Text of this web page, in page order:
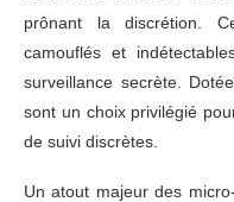
prônant la discrétion.
camouflés et
surveillance secrète.
sont un choix privilégié
de suivi discrètes.
Un atout majeur des